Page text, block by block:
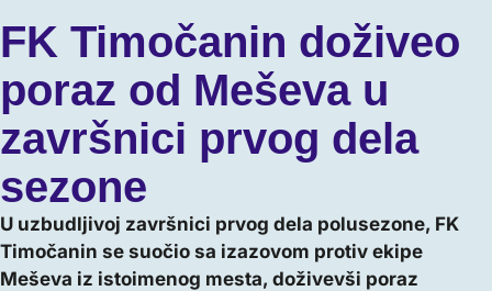
FK Timočanin doživeo
poraz od Meševa u
završnici prvog dela
sezone
U uzbudljivoj završnici prvog dela polusezone, FK
Timočanin se suočio sa izazovom protiv ekipe
Meševa iz istoimenog mesta, doživevši poraz